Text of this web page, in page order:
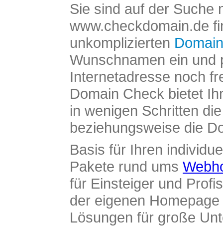
Sie sind auf der Suche
www.checkdomain.de
unkomplizierten
Wunschnamen ein und
Internetadresse noch
Domain Check bietet
in wenigen Schritten
beziehungsweise die
Basis für Ihren
Pakete rund ums
für Einsteiger und
der eigenen
Lösungen für große